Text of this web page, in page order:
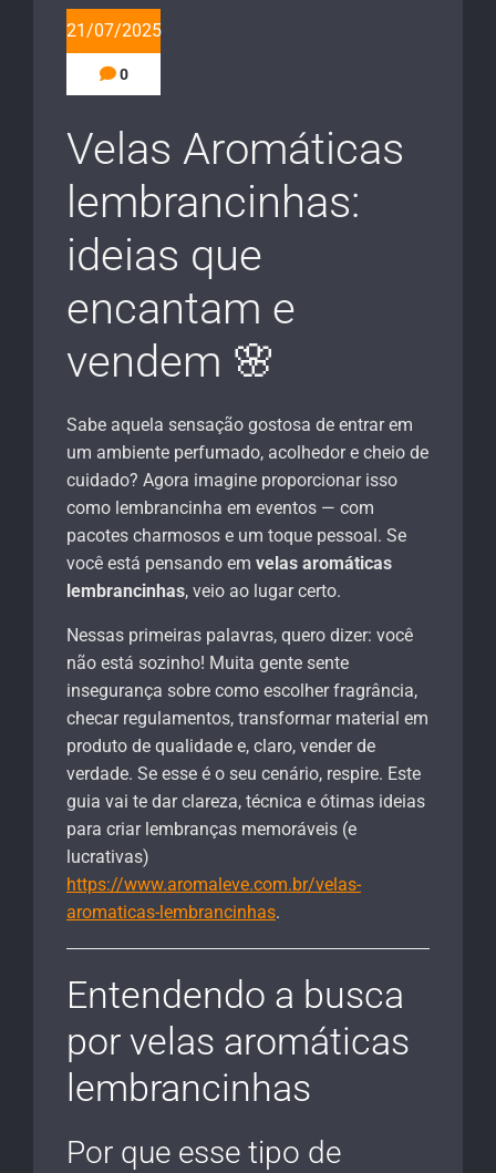
21/07/2025
0
Velas Aromáticas
lembrancinhas:
ideias que
encantam e
vendem 🌸
Sabe aquela sensação gostosa de entrar em
um ambiente perfumado, acolhedor e cheio de
cuidado? Agora imagine proporcionar isso
como lembrancinha em eventos — com
pacotes charmosos e um toque pessoal. Se
você está pensando em velas aromáticas
lembrancinhas, veio ao lugar certo.
Nessas primeiras palavras, quero dizer: você
não está sozinho! Muita gente sente
insegurança sobre como escolher fragrância,
checar regulamentos, transformar material em
produto de qualidade e, claro, vender de
verdade. Se esse é o seu cenário, respire. Este
guia vai te dar clareza, técnica e ótimas ideias
para criar lembranças memoráveis (e
lucrativas)
https://www.aromaleve.com.br/velas-
aromaticas-lembrancinhas.
Entendendo a busca
por velas aromáticas
lembrancinhas
Por que esse tipo de